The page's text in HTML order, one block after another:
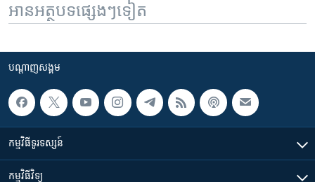
អានអត្ថបទផ្សេងៗទៀត
បណ្តាញ​សង្គម
កម្មវិធី​ទូរទស្សន៍
កម្មវិធី​វិទ្យុ